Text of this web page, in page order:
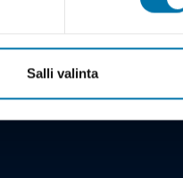
Salli valinta